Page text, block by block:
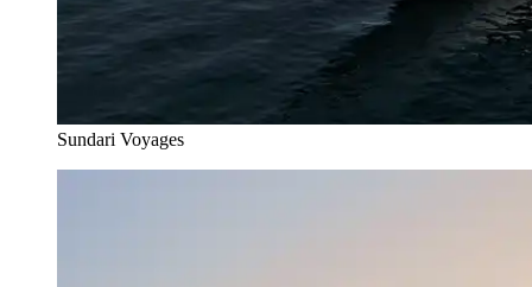
Sundari Voyages